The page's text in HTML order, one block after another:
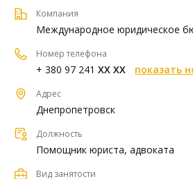
Компания
Международное юридическое
Номер телефона
+ 380 97 241 XX XX показать
Адрес
Днепропетровск
Должность
Помощник юриста, адвоката
Вид занятости